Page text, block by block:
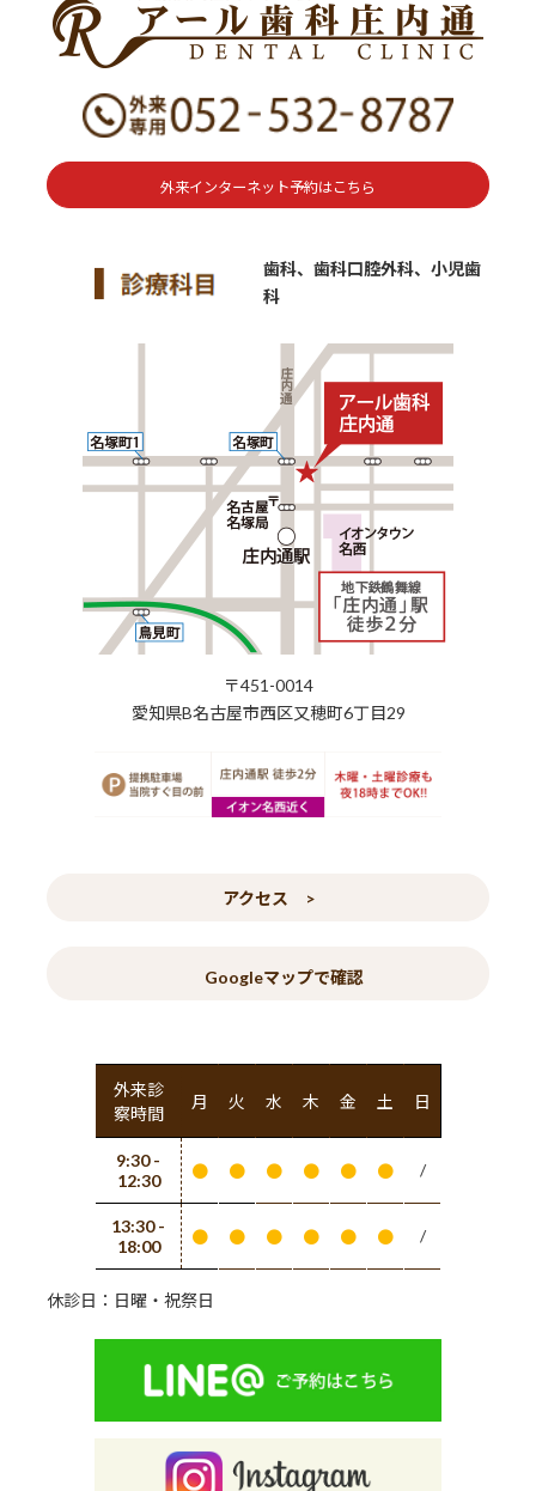
外来インターネット予約はこちら
歯科、歯科口腔外科、小児歯
科
〒451-0014
愛知県B名古屋市西区又穂町6丁目29
アクセス >
Googleマップで確認
外来診
察時間
月 火 水 木 金 土 日
9:30 -
12:30
● ● ● ● ● ● /
13:30 -
18:00
● ● ● ● ● ● /
休診日：日曜・祝祭日